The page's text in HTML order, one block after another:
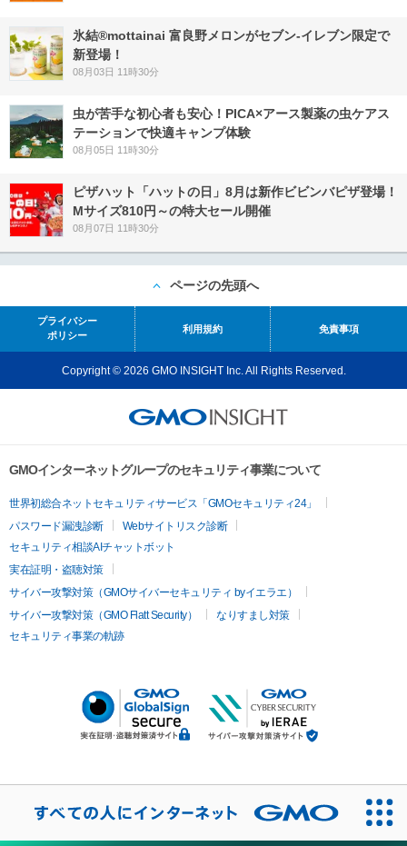
氷結®mottainai 富良野メロンがセブン‐イレブン限定で
新登場！
08月03日 11時30分
虫が苦手な初心者も安心！PICA×アース製薬の虫ケアス
テーションで快適キャンプ体験
08月05日 11時30分
ピザハット「ハットの日」8月は新作ビビンバピザ登場！
Mサイズ810円～の特大セール開催
08月07日 11時30分
ページの先頭へ
プライバシー
ポリシー
利用規約 免責事項
Copyright © 2026 GMO INSIGHT Inc. All Rights Reserved.
GMOインターネットグループのセキュリティ事業について
世界初総合ネットセキュリティサービス「GMOセキュリティ24」
パスワード漏洩診断
Webサイトリスク診断
セキュリティ相談AIチャットボット
実在証明・盗聴対策
サイバー攻撃対策（GMOサイバーセキュリティ byイエラエ）
サイバー攻撃対策（GMO Flatt Security）
なりすまし対策
セキュリティ事業の軌跡